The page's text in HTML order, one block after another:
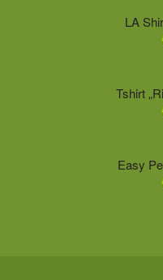
LA
Tshirt
Easy